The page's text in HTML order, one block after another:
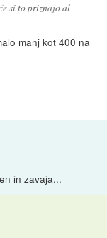
si to priznajo al
manj kot 400 na
in zavaja...